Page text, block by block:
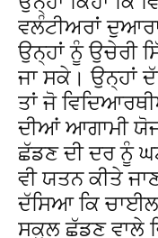
ਵਲੰਟੀਅਰਾਂ
ਉਨ੍ਹਾਂ ਨੂੰ ਉਚੇਰੀ
ਜਾ ਸਕੇ। ਉਨ੍ਹਾਂ
ਤਾਂ ਜੋ
ਦੀਆਂ ਆਗਾਮੀ
ਛੱਡਣ ਦੀ ਦਰ ਨੂੰ
ਵੀ ਯਤਨ ਕੀਤੇ
ਦੱਸਿਆ ਕਿ
ਸਕੂਲ ਛੱਡਣ ਵਾਲੇ